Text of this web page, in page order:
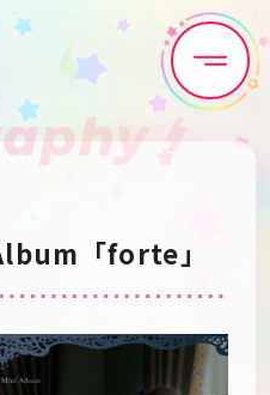
News
Media
「forte」